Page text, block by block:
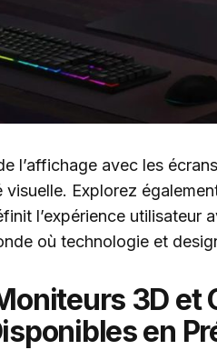
l’affichage avec les
Explorez
l’expérience utilisateur
où technologie et
3D et
en